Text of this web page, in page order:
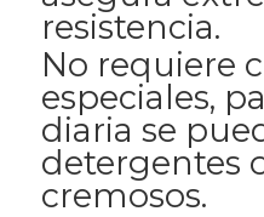
resistencia.
No requiere
especiales,
diaria se
detergentes
cremosos.